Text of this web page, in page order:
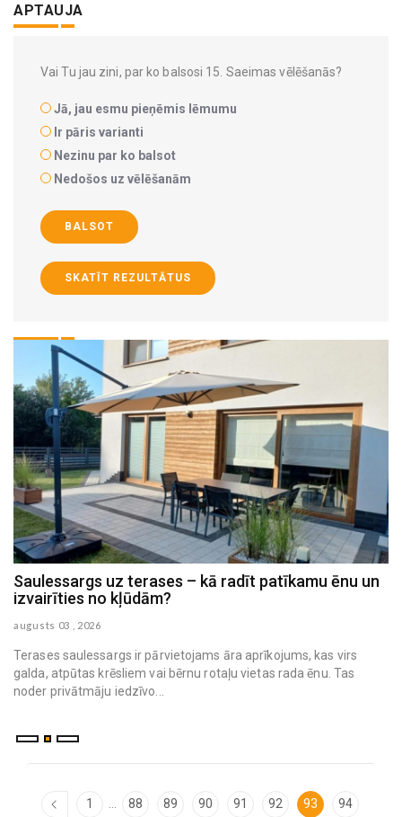
APTAUJA
Vai Tu jau zini, par ko balsosi 15. Saeimas vēlēšanās?
Jā, jau esmu pieņēmis lēmumu
Ir pāris varianti
Nezinu par ko balsot
Nedošos uz vēlēšanām
BALSOT
SKATĪT REZULTĀTUS
Mājas virsmas, kam nepieciešama īpaši rūpīga
higiēna
augusts 03 , 2026
1 88 89 90 91 92 93
94